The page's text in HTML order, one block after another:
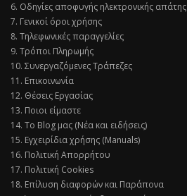
6. Οδηγίες αποφυγής ηλεκτρονικής απάτης
7. Γενικοί όροι χρήσης
8. Τηλεφωνικές παραγγελίες
9. Τρόποι Πληρωμής
10. Συνεργαζόμενες Τράπεζες
11. Επικοινωνία
12. Θέσεις Εργασίας
13. Ποιοι είμαστε
14. Το Blog μας (Νέα και ειδήσεις)
15. Εγχειρίδια χρήσης (Manuals)
16. Πολιτική Απορρήτου
17. Πολιτική Cookies
18. Επίλυση διαφορών και Παράπονα